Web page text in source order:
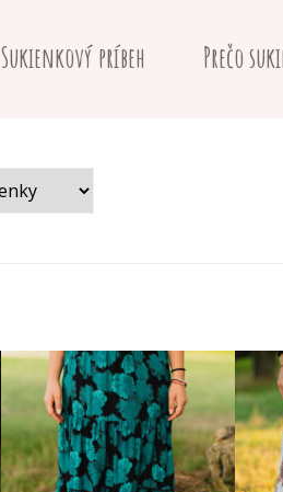
Sukienkový príbeh Prečo